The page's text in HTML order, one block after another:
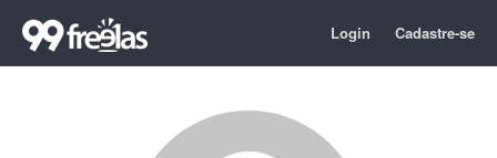
Login Cadastre-se